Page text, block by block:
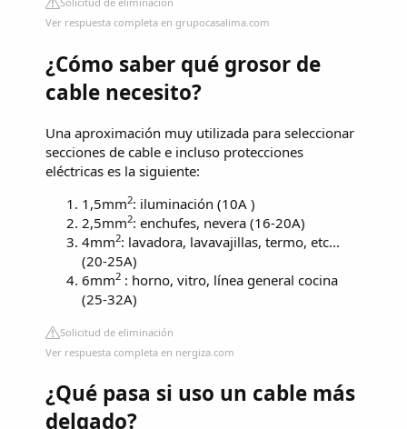
Ver respuesta completa en grupocasalima.com
¿Cómo saber qué grosor de
cable necesito?
Una aproximación muy utilizada para seleccionar
secciones de cable e incluso protecciones
eléctricas es la siguiente:
1,5mm2: iluminación (10A )
2,5mm2: enchufes, nevera (16-20A)
4mm2: lavadora, lavavajillas, termo, etc...
(20-25A)
6mm2 : horno, vitro, línea general cocina
(25-32A)
Solicitud de eliminación
Ver respuesta completa en nergiza.com
¿Qué pasa si uso un cable más
delgado?